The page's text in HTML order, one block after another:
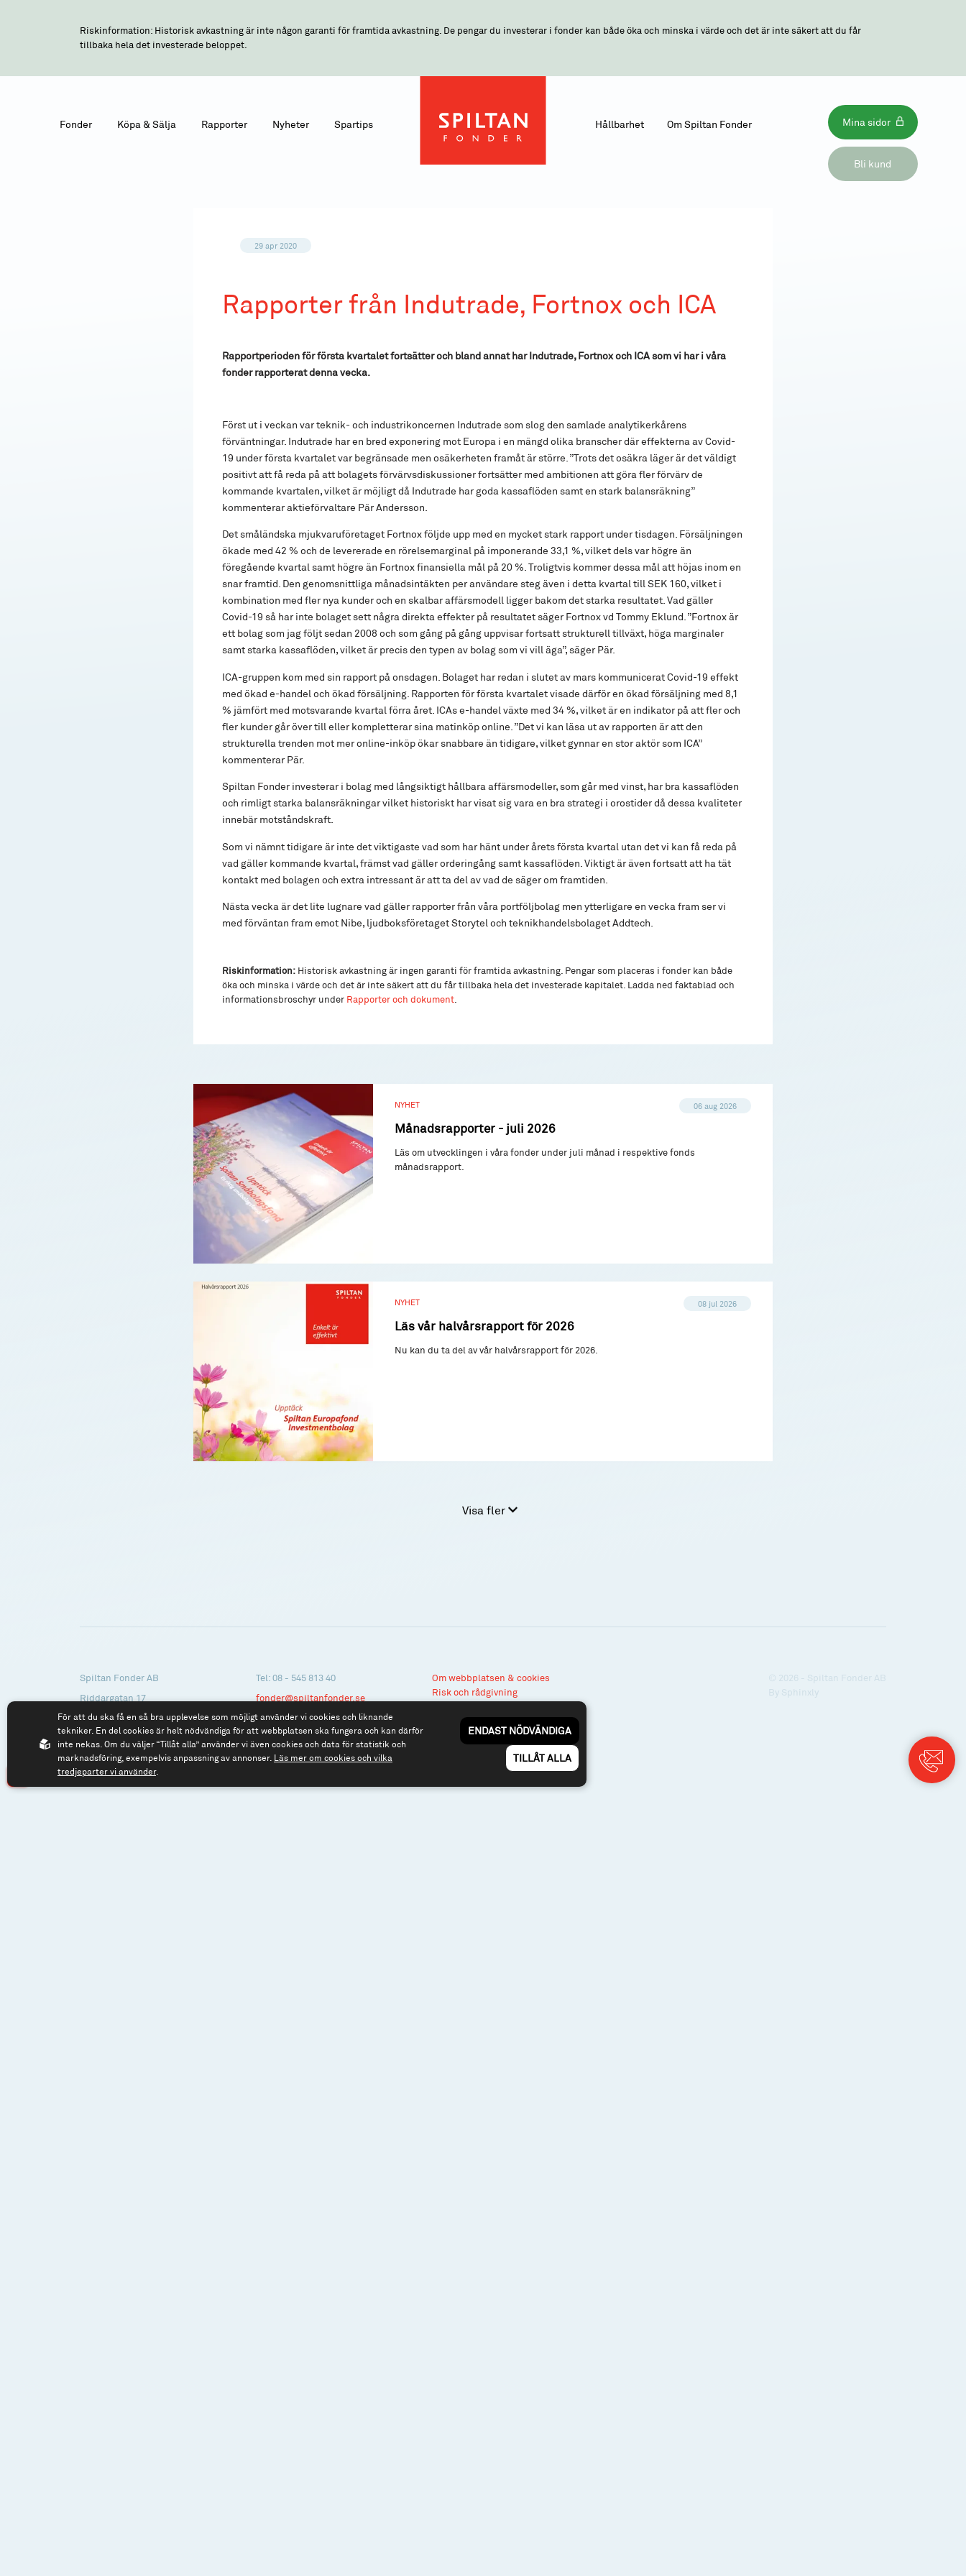
Riskinformation: Historisk avkastning är inte någon garanti för framtida avkastning. De pengar du investerar i fonder kan både öka och minska i värde och det är inte säkert att du får
tillbaka hela det investerade beloppet.
Bli kund
Mina sidor
Fonder Köpa & Sälja Rapporter Nyheter Spartips Om Spiltan Fonder
Hållbarhet
29 apr 2020
Rapporter från Indutrade, Fortnox och ICA
Rapportperioden för första kvartalet fortsätter och bland annat har Indutrade, Fortnox och ICA som vi har i våra
fonder rapporterat denna vecka.
Först ut i veckan var teknik- och industrikoncernen Indutrade som slog den samlade analytikerkårens
förväntningar. Indutrade har en bred exponering mot Europa i en mängd olika branscher där effekterna av Covid-
19 under första kvartalet var begränsade men osäkerheten framåt är större. ”Trots det osäkra läger är det väldigt
positivt att få reda på att bolagets förvärvsdiskussioner fortsätter med ambitionen att göra fler förvärv de
kommande kvartalen, vilket är möjligt då Indutrade har goda kassaflöden samt en stark balansräkning”
kommenterar aktieförvaltare Pär Andersson.
Det småländska mjukvaruföretaget Fortnox följde upp med en mycket stark rapport under tisdagen. Försäljningen
ökade med 42 % och de levererade en rörelsemarginal på imponerande 33,1 %, vilket dels var högre än
föregående kvartal samt högre än Fortnox finansiella mål på 20 %. Troligtvis kommer dessa mål att höjas inom en
snar framtid. Den genomsnittliga månadsintäkten per användare steg även i detta kvartal till SEK 160, vilket i
kombination med fler nya kunder och en skalbar affärsmodell ligger bakom det starka resultatet. Vad gäller
Covid-19 så har inte bolaget sett några direkta effekter på resultatet säger Fortnox vd Tommy Eklund. ”Fortnox är
ett bolag som jag följt sedan 2008 och som gång på gång uppvisar fortsatt strukturell tillväxt, höga marginaler
samt starka kassaflöden, vilket är precis den typen av bolag som vi vill äga”, säger Pär.
ICA-gruppen kom med sin rapport på onsdagen. Bolaget har redan i slutet av mars kommunicerat Covid-19 effekt
med ökad e-handel och ökad försäljning. Rapporten för första kvartalet visade därför en ökad försäljning med 8,1
% jämfört med motsvarande kvartal förra året. ICAs e-handel växte med 34 %, vilket är en indikator på att fler och
fler kunder går över till eller kompletterar sina matinköp online. ”Det vi kan läsa ut av rapporten är att den
strukturella trenden mot mer online-inköp ökar snabbare än tidigare, vilket gynnar en stor aktör som ICA”
kommenterar Pär.
Spiltan Fonder investerar i bolag med långsiktigt hållbara affärsmodeller, som går med vinst, har bra kassaflöden
och rimligt starka balansräkningar vilket historiskt har visat sig vara en bra strategi i orostider då dessa kvaliteter
innebär motståndskraft.
Som vi nämnt tidigare är inte det viktigaste vad som har hänt under årets första kvartal utan det vi kan få reda på
vad gäller kommande kvartal, främst vad gäller orderingång samt kassaflöden. Viktigt är även fortsatt att ha tät
kontakt med bolagen och extra intressant är att ta del av vad de säger om framtiden.
Nästa vecka är det lite lugnare vad gäller rapporter från våra portföljbolag men ytterligare en vecka fram ser vi
med förväntan fram emot Nibe, ljudboksföretaget Storytel och teknikhandelsbolaget Addtech.
Riskinformation:Historisk avkastning är ingen garanti för framtida avkastning. Pengar som placeras i fonder kan både
öka och minska i värde och det är inte säkert att du får tillbaka hela det investerade kapitalet. Ladda ned faktablad och
informationsbroschyr under Rapporter och dokument.
NYHET 06 aug 2026
Månadsrapporter - juli 2026
Läs om utvecklingen i våra fonder under juli månad i respektive fonds
månadsrapport.
NYHET 08 jul 2026
Läs vår halvårsrapport för 2026
Nu kan du ta del av vår halvårsrapport för 2026.
Visa fler
Spiltan Fonder AB
Riddargatan 17
114 57 Stockholm
Tel: 08 - 545 813 40
fonder@spiltanfonder.se
Om webbplatsen & cookies
Risk och rådgivning
© 2026 - Spiltan Fonder AB
By Sphinxly
För att du ska få en så bra upplevelse som möjligt använder vi cookies och liknande
tekniker. En del cookies är helt nödvändiga för att webbplatsen ska fungera och kan därför
inte nekas. Om du väljer “Tillåt alla” använder vi även cookies och data för statistik och
marknadsföring, exempelvis anpassning av annonser. Läs mer om cookies och vilka
tredjeparter vi använder.
ENDAST NÖDVÄNDIGA
TILLÅT ALLA